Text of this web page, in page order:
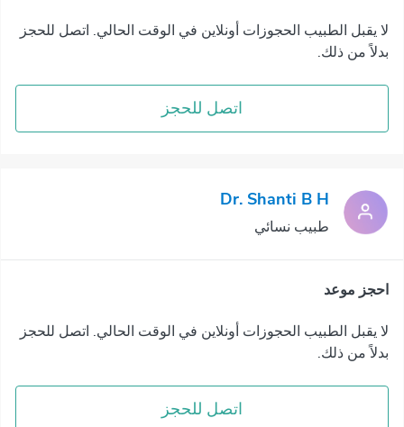
لا يقبل الطبيب الحجوزات أونلاين في الوقت الحالي. اتصل للحجز
بدلاً من ذلك.
اتصل للحجز
Dr. Shanti B H
طبيب نسائي
احجز موعد
لا يقبل الطبيب الحجوزات أونلاين في الوقت الحالي. اتصل للحجز
بدلاً من ذلك.
اتصل للحجز